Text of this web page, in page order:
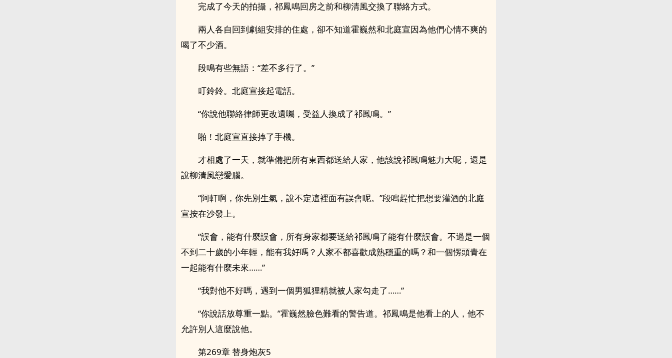
完成了今天的拍攝，祁鳳鳴回房之前和柳清風交換了聯絡方式。
兩人各自回到劇組安排的住處，卻不知道霍巍然和北庭宣因為他們心情不爽的
喝了不少酒。
段鳴有些無語：“差不多行了。”
叮鈴鈴。北庭宣接起電話。
“你說他聯絡律師更改遺囑，受益人換成了祁鳳鳴。”
啪！北庭宣直接摔了手機。
才相處了一天，就準備把所有東西都送給人家，他該說祁鳳鳴魅力大呢，還是
說柳清風戀愛腦。
“阿軒啊，你先別生氣，說不定這裡面有誤會呢。”段鳴趕忙把想要灌酒的北庭
宣按在沙發上。
“誤會，能有什麼誤會，所有身家都要送給祁鳳鳴了能有什麼誤會。不過是一個
不到二十歲的小年輕，能有我好嗎？人家不都喜歡成熟穩重的嗎？和一個愣頭青在
一起能有什麼未來……”
“我對他不好嗎，遇到一個男狐狸精就被人家勾走了……”
“你說話放尊重一點。”霍巍然臉色難看的警告道。祁鳳鳴是他看上的人，他不
允許別人這麼說他。
第269章 替身炮灰5